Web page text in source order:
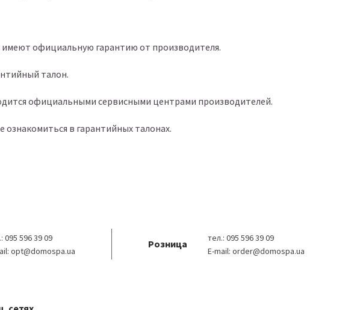
официальную гарантию от производителя.
талон.
официальными сервисными центрами производителей.
в гарантийных талонах.
095 596 39 09
opt@domospa.ua
Розница
тел.: 095 596 39 09
E-mail: order@domospa.ua